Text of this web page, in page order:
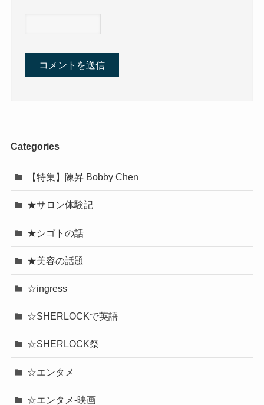
Categories
【特集】陳昇 Bobby Chen
★サロン体験記
★シゴトの話
★美容の話題
☆ingress
☆SHERLOCKで英語
☆SHERLOCK祭
☆エンタメ
☆エンタメ-映画